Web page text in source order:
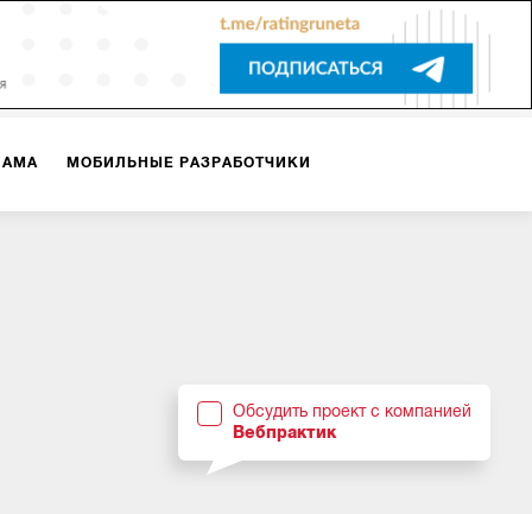
МОБИЛЬНЫЕ РАЗРАБОТЧИКИ
Обсудить проект с компанией
Вебпрактик